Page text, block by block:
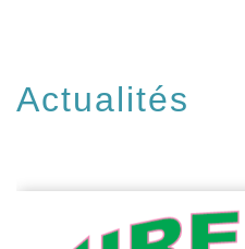
Actualités